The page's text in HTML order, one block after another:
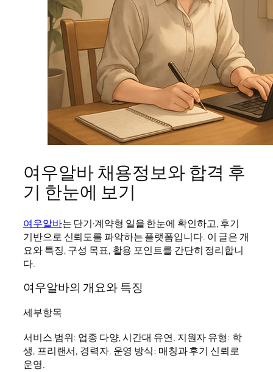
여우알바 채용정보와 합격 후
기 한눈에 보기
여우알바는 단기·계약형 일을 한눈에 확인하고, 후기
기반으로 신뢰도를 파악하는 플랫폼입니다. 이 글은 개
요와 특징, 구성 목표, 활용 포인트를 간단히 정리합니
다.
여우알바의 개요와 특징
세부항목
서비스 범위: 업종 다양, 시간대 유연. 지원자 유형: 학
생, 프리랜서, 경력자. 운영 방식: 매칭과 후기 신뢰로
운영.